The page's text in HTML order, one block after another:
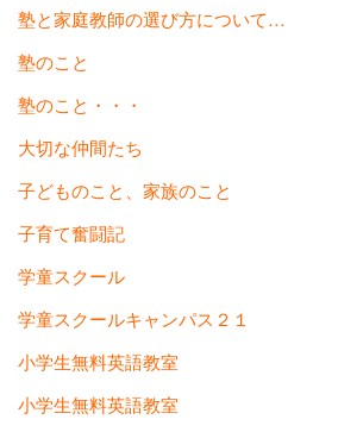
塾と家庭教師の選び方について…
塾のこと
塾のこと・・・
大切な仲間たち
子どものこと、家族のこと
子育て奮闘記
学童スクール
学童スクールキャンパス２１
小学生無料英語教室
小学生無料英語教室